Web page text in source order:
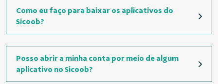
Como eu faço para baixar os aplicativos do
Sicoob?
Posso abrir a minha conta por meio de algum
aplicativo no Sicoob?